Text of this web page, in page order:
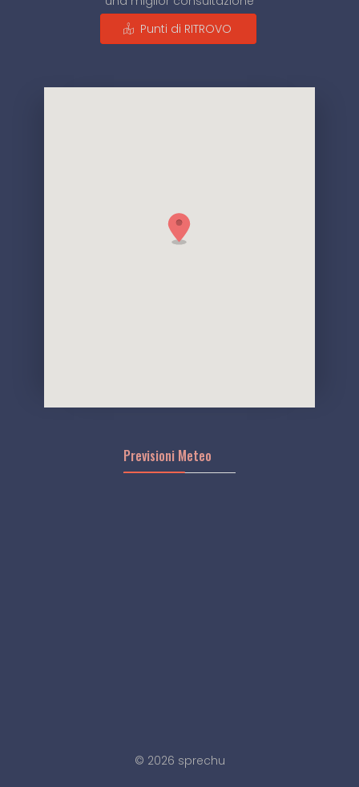
Punti di RITROVO
Previsioni Meteo
© 2026 sprechu